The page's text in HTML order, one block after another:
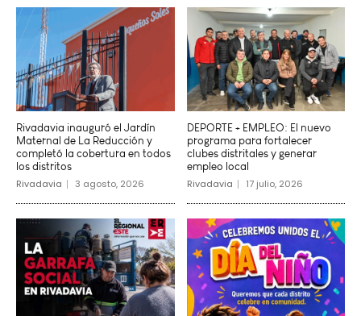
Rivadavia inauguró el Jardín
Maternal de La Reducción y
completó la cobertura en todos
los distritos
Rivadavia 3 agosto, 2026
DEPORTE + EMPLEO: El nuevo
programa para fortalecer
clubes distritales y generar
empleo local
Rivadavia 17 julio, 2026